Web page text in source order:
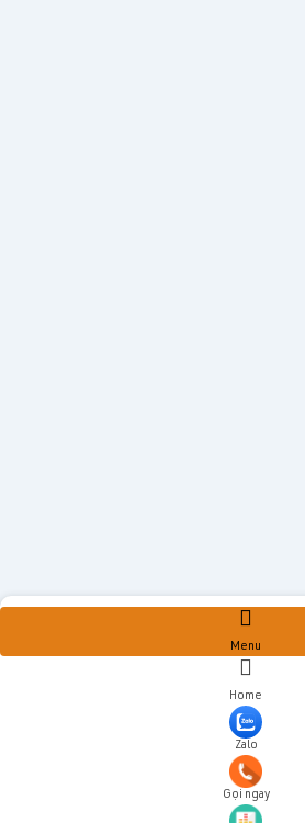
Menu
Home
Zalo
Gọi ngay